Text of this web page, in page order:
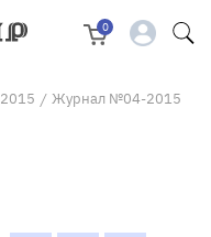
0
2015 / Журнал №04-2015